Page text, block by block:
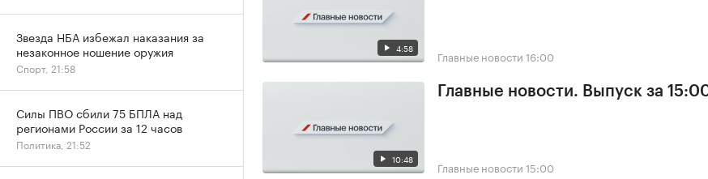
4:58 Главные новости 16:00
10:48
Главные новости. Выпуск за
Главные новости 15:00
Звезда НБА избежал наказания за
незаконное ношение оружия
Спорт, 21:58
Силы ПВО сбили 75 БПЛА над
регионами России за 12 часов
Политика, 21:52